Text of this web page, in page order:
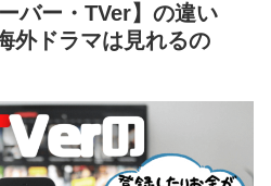
バー・TVer】の違い
外ドラマは見れるの